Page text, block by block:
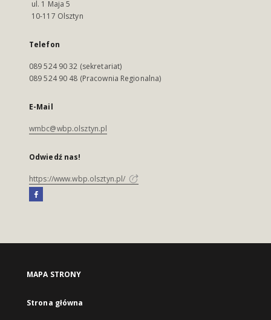
ul. 1 Maja 5
10-117 Olsztyn
Telefon
089 524 90 32 (sekretariat)
089 524 90 48 (Pracownia Regionalna)
E-Mail
wmbc@wbp.olsztyn.pl
Odwiedź nas!
https://www.wbp.olsztyn.pl/
MAPA STRONY
Strona główna